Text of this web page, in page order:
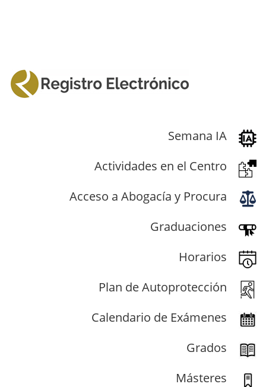
Semana IA
Actividades en el Centro
Acceso a Abogacía y Procura
Graduaciones
Horarios
Plan de Autoprotección
Calendario de Exámenes
Grados
Másteres